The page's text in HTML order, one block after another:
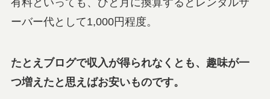
有料といっても、ひと月に換算するとレンタルサ
ーバー代として1,000円程度。
たとえブログで収入が得られなくとも、趣味が一
つ増えたと思えばお安いものです。